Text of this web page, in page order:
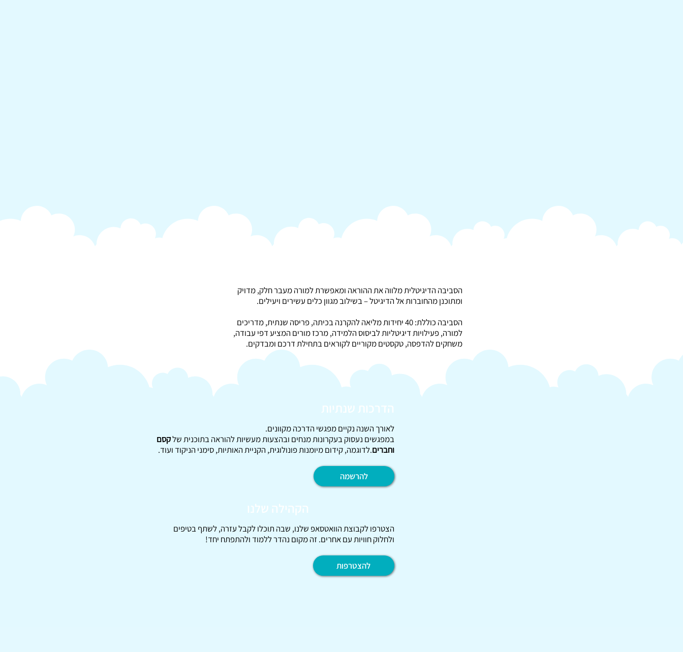
הסביבה הדיגיטלית מלווה את ההוראה ומאפשרת למורה מעבר חלק, מדויק
ומתוכנן מהחוברות אל הדיגיטל – בשילוב מגוון כלים עשירים ויעילים.
הסביבה כוללת: 40 יחידות מליאה להקרנה בכיתה, פריסה שנתית, מדריכים
למורה, פעילויות דיגיטליות לביסוס הלמידה, מרכז מורים המציע דפי עבודה,
משחקים להדפסה, טקסטים מקוריים לקוראים בתחילת דרכם ומבדקים.
הדרכות שנתיות
לאורך השנה נקיים מפגשי הדרכה מקוונים.
במפגשים נעסוק בעקרונות מנחים ובהצעות מעשיות להוראה בתוכנית שלקסם
וחברים. לדוגמה, קידום מיומנות פונולוגית, הקניית האותיות, סימני הניקוד ועוד.
להרשמה
הצטרפו לקבוצת הוואטסאפ שלנו, שבה תוכלו לקבל עזרה, לשתף בטיפים
ולחלוק חוויות עם אחרים. זה מקום נהדר ללמוד ולהתפתח יחד!
להצטרפות